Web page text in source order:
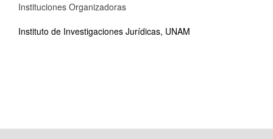
Instituciones Organizadoras
Instituto de Investigaciones Jurídicas, UNAM